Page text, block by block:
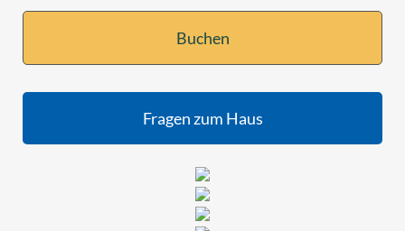
Buchen
Fragen zum Haus